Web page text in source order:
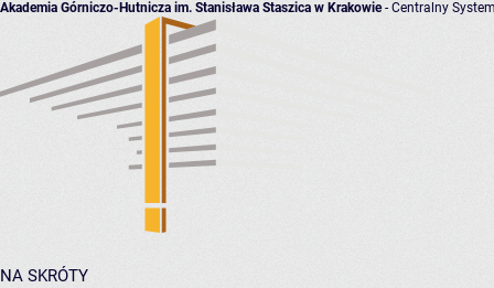
Akademia Górniczo-Hutnicza im. Stanisława Staszica w Krakowie- Centralny
NA SKRÓTY